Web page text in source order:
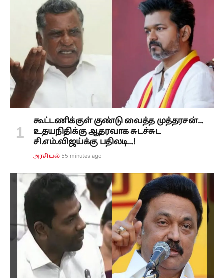
கூட்டணிக்குள் குண்டு வைத்த முத்தரசன்...
உதயநிதிக்கு ஆதரவாக சுடச்சுட
சி.எம்.விஜய்க்கு பதிலடி...!
அரசியல் 55 minutes ago